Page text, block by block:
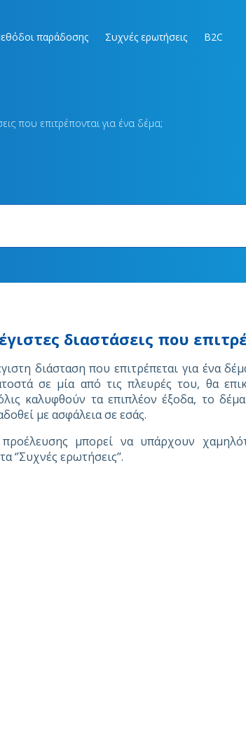
παράδοσης Συχνές ερωτήσεις B2C
που επιτρέπονται για ένα δέμα;
διαστάσεις που
διάσταση που επιτρέπεται για ένα
σε μία από τις πλευρές του, θα
καλυφθούν τα επιπλέον έξοδα, το
με ασφάλεια σε εσάς.
μπορεί να υπάρχουν
‘’Συχνές ερωτήσεις’’.